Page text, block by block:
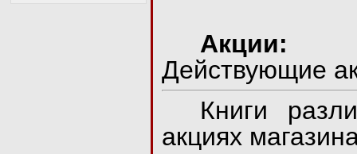
Акции:
Действующие
Книги
акциях